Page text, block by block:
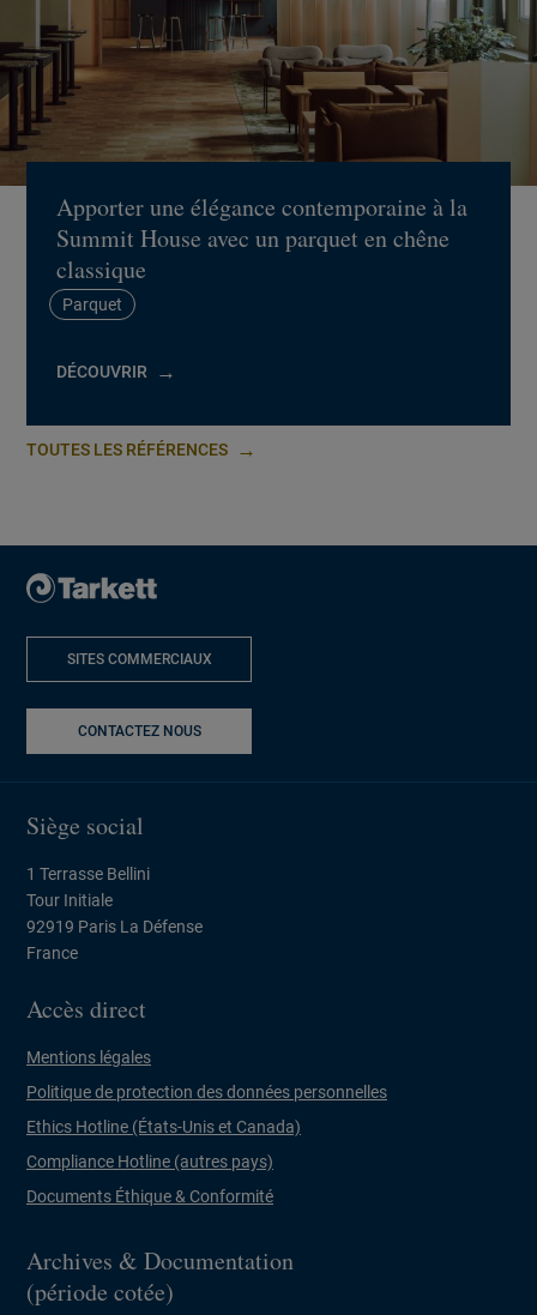
Apporter une élégance contemporaine à la
Summit House avec un parquet en chêne
classique
Parquet
DÉCOUVRIR
TOUTES LES RÉFÉRENCES
SITES COMMERCIAUX
CONTACTEZ NOUS
Siège social
1 Terrasse Bellini
Tour Initiale
92919 Paris La Défense
France
Accès direct
Mentions légales
Politique de protection des données personnelles
Ethics Hotline (États-Unis et Canada)
Compliance Hotline (autres pays)
Documents Éthique & Conformité
Archives & Documentation
(période cotée)